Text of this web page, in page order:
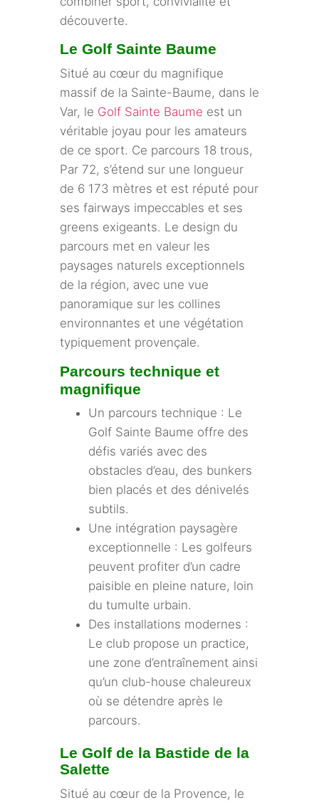
découverte.
Le Golf Sainte Baume
Situé au cœur du magnifique
massif de la Sainte-Baume, dans le
Var, le Golf Sainte Baume est un
véritable joyau pour les amateurs
de ce sport. Ce parcours 18 trous,
Par 72, s’étend sur une longueur
de 6 173 mètres et est réputé pour
ses fairways impeccables et ses
greens exigeants. Le design du
parcours met en valeur les
paysages naturels exceptionnels
de la région, avec une vue
panoramique sur les collines
environnantes et une végétation
typiquement provençale.
Parcours technique et
magnifique
Un parcours technique : Le
Golf Sainte Baume offre des
défis variés avec des
obstacles d’eau, des bunkers
bien placés et des dénivelés
subtils.
Une intégration paysagère
exceptionnelle : Les golfeurs
peuvent profiter d’un cadre
paisible en pleine nature, loin
du tumulte urbain.
Des installations modernes :
Le club propose un practice,
une zone d’entraînement ainsi
qu’un club-house chaleureux
où se détendre après le
parcours.
Le Golf de la Bastide de la
Salette
Situé au cœur de la Provence, le